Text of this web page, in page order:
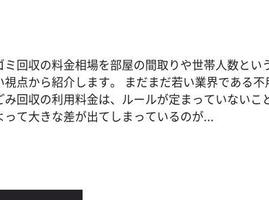
ミ回収の料金相場を部屋の間取りや世帯人数とい
視点から紹介します。 まだまだ若い業界である不
み回収の利用料金は、ルールが定まっていないこ
って大きな差が出てしまっているのが...